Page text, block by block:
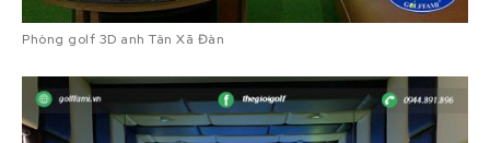
Phòng golf 3D anh Tân Xã Đàn